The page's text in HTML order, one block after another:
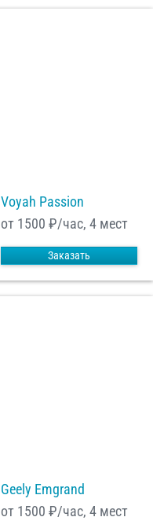
Voyah Passion
от 1500 ₽/час, 4 мест
Заказать
Geely Emgrand
от 1500 ₽/час, 4 мест